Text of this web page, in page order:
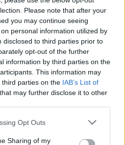
Please note that after your
you may continue seeing
personal information utilized by
disclosed to third parties prior to
opt-out of the further
information by third parties on the
This information may
parties on the IAB’s List of
that may further disclose it to other
Opt Outs
Sharing of my